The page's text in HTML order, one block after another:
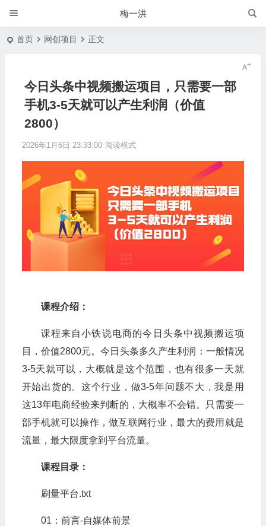
梅一洪
首页 网创项目 正文
今日头条中视频搬运项目，只需要一部
手机3-5天就可以产生利润（价值
2800）
2026年1月6日 23:33:00 阅读模式
课程介绍：
课程来自小铁说电商的今日头条中视频搬运项
目，价值2800元。今日头条多久产生利润：一般情况
3-5天就可以，大概就是这个范围，也有很多一天就
开始出货的。这个行业，做3-5年问题不大，我是用
这13年电商经验来判断的，大概率不会错。只需要一
部手机就可以操作，做互联网行业，最大的费用就是
流量，最大限度拿到平台流量。
课程目录：
刷量平台.txt
01：前言-自媒体前景